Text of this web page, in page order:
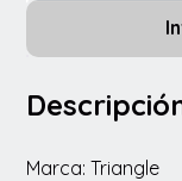
Marca: Triangle